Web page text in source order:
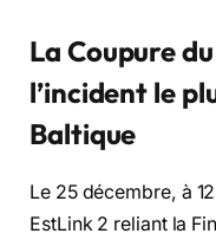
La Coupure
l’incident le
Baltique
Le 25 décembre, à
EstLink 2 reliant la